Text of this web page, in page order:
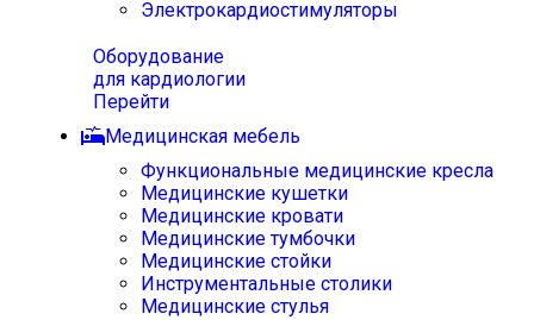
Электрокардиостимуляторы
Оборудование
для кардиологии
Перейти
Медицинская мебель
Функциональные медицинские кресла
Медицинские кушетки
Медицинские кровати
Медицинские тумбочки
Медицинские стойки
Инструментальные столики
Медицинские стулья